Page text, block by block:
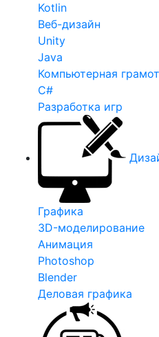
Kotlin
Веб-дизайн
Unity
Java
Компьютерная
C#
Разработка игр
Графика
3D-моделирование
Анимация
Photoshop
Blender
Деловая графика